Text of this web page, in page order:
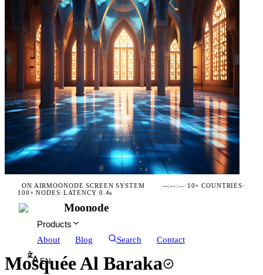
ON AIRMOONODE SCREEN SYSTEM --:--:--· 10+ COUNTRIES·
100+ NODES·LATENCY 0.4s
Moonode
Products
About
Blog Search Contact
EN
Mosquée Al Baraka